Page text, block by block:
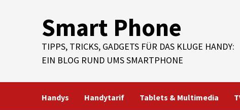
Smart Phone
TIPPS, TRICKS, GADGETS FÜR DAS KLUGE HANDY:
EIN BLOG RUND UMS SMARTPHONE
Handys Handytarif Tablets & Multimedia